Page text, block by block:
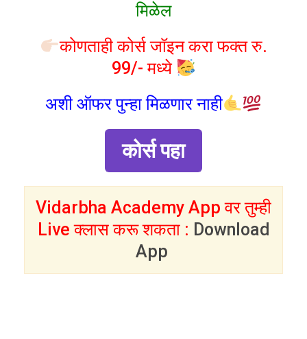
मिळेल
कोणताही कोर्स जॉइन करा फक्त रु.
99/- मध्ये
अशी ऑफर पुन्हा मिळणार नाही
कोर्स पहा
Vidarbha Academy App वर तुम्ही
Live क्लास करू शकता : Download
App